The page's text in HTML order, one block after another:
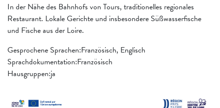
In der Nähe des Bahnhofs von Tours, traditionelles regionales
Restaurant. Lokale Gerichte und insbesondere Süßwasserfische
und Fische aus der Loire.
Gesprochene Sprachen:Französisch, Englisch
Sprachdokumentation:Französisch
Hausgruppen:ja